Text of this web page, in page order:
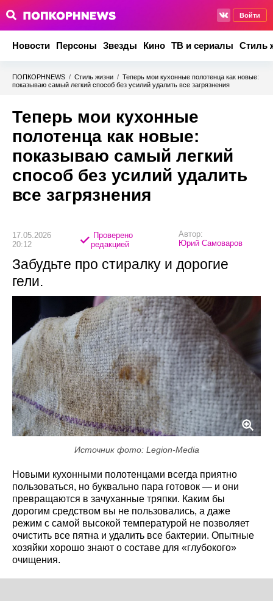
Войти
Новости Персоны Звезды Кино ТВ и сериалы Стиль
ПОПКОРНNEWS / Стиль жизни / Теперь мои кухонные полотенца как новые:
показываю самый легкий способ без усилий удалить все загрязнения
Теперь мои кухонные
полотенца как новые:
показываю самый легкий
способ без усилий удалить
все загрязнения
17.05.2026
20:12
Проверено
редакцией
Автор:
Юрий Самоваров
Забудьте про стиралку и дорогие
гели.
Источник фото: Legion-Media
Новыми кухонными полотенцами всегда приятно
пользоваться, но буквально пара готовок — и они
превращаются в зачуханные тряпки. Каким бы
дорогим средством вы не пользовались, а даже
режим с самой высокой температурой не позволяет
очистить все пятна и удалить все бактерии. Опытные
хозяйки хорошо знают о составе для «глубокого»
очищения.